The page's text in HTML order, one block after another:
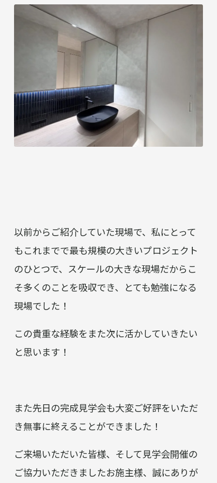
以前からご紹介していた現場で、私にとって
もこれまでで最も規模の大きいプロジェクト
のひとつで、スケールの大きな現場だからこ
そ多くのことを吸収でき、とても勉強になる
現場でした！
この貴重な経験をまた次に活かしていきたい
と思います！
また先日の完成見学会も大変ご好評をいただ
き無事に終えることができました！
ご来場いただいた皆様、そして見学会開催の
ご協力いただきましたお施主様、誠にありが